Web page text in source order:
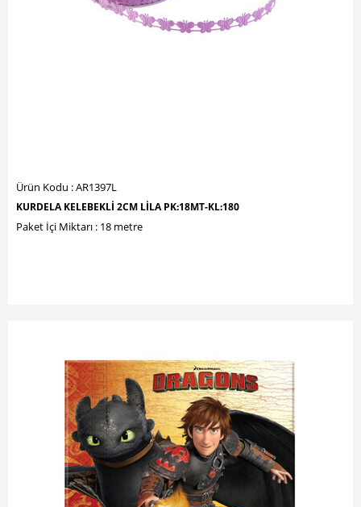
Ürün Kodu : AR1397L
KURDELA KELEBEKLİ 2CM LİLA PK:18MT-KL:180
Paket İçi Miktarı : 18 metre